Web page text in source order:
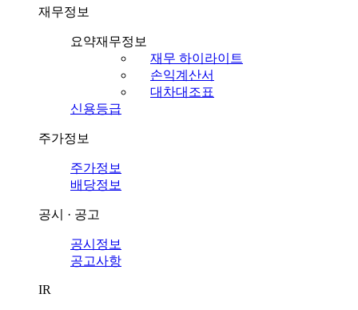
재무정보
요약재무정보
재무 하이라이트
손익계산서
대차대조표
신용등급
주가정보
주가정보
배당정보
공시 · 공고
공시정보
공고사항
IR